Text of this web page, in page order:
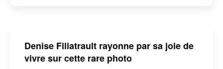
Denise Filiatrault rayonne par sa joie de
vivre sur cette rare photo